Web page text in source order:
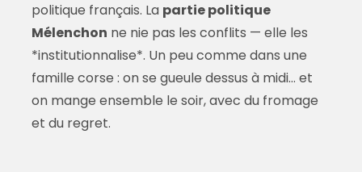
politique français. La partie politique
Mélenchon ne nie pas les conflits — elle les
*institutionnalise*. Un peu comme dans une
famille corse : on se gueule dessus à midi… et
on mange ensemble le soir, avec du fromage
et du regret.